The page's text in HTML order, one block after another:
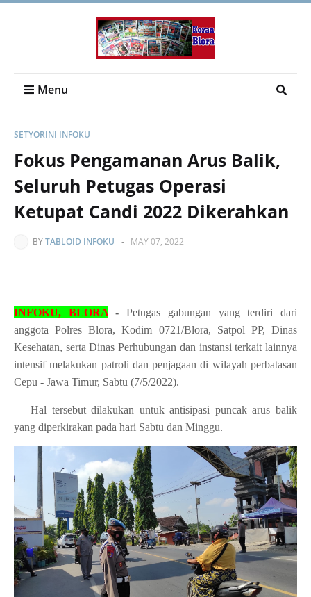
Menu
SETYORINI INFOKU
Fokus Pengamanan Arus Balik,
Seluruh Petugas Operasi
Ketupat Candi 2022 Dikerahkan
BYTABLOID INFOKU - MAY 07, 2022
INFOKU, BLORA- Petugas gabungan yang terdiri dari
anggota Polres Blora, Kodim 0721/Blora, Satpol PP, Dinas
Kesehatan, serta Dinas Perhubungan dan instansi terkait lainnya
intensif melakukan patroli dan penjagaan di wilayah perbatasan
Cepu - Jawa Timur, Sabtu (7/5/2022).
Hal tersebut dilakukan untuk antisipasi puncak arus balik
yang diperkirakan pada hari Sabtu dan Minggu.